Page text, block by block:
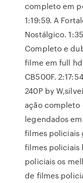
completo em
1:19:59. A
Nostálgico.
Completo e
filme em full hd
CB500F.
240P by
ação completo
legendados
filmes policiais
filmes policiais
policiais os
de filmes